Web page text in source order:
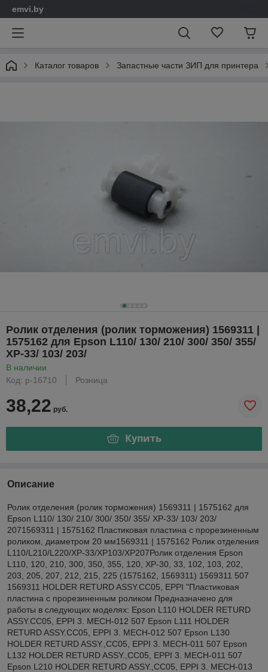
emvi.by
Каталог товаров Запастные части ЗИП для принтера
Ролик отделения (ролик торможения) 1569311 |
1575162 для Epson L110/ 130/ 210/ 300/ 350/ 355/
XP-33/ 103/ 203/
В наличии
Код: р-16710
Розница
38,22 руб.
Купить
Описание
Ролик отделения (ролик торможения) 1569311 | 1575162 для
Epson L110/ 130/ 210/ 300/ 350/ 355/ XP-33/ 103/ 203/
2071569311 | 1575162 Пластиковая пластина с прорезиненным
роликом, диаметром 20 мм1569311 | 1575162 Ролик отделения
L110/L210/L220/XP-33/XP103/XP207Ролик отделения Epson
L110, 120, 210, 300, 350, 355, 120, XP-30, 33, 102, 103, 202,
203, 205, 207, 212, 215, 225 (1575162, 1569311) 1569311 507
1569311 HOLDER RETURD ASSY.CC05, EPPI "Пластиковая
пластина с прорезиненным роликом Предназначено для
работы в следующих моделях: Epson L110 HOLDER RETURD
ASSY.CC05, EPPI 3. MECH-012 507 Epson L111 HOLDER
RETURD ASSY.CC05, EPPI 3. MECH-012 507 Epson L130
HOLDER RETURD ASSY.,CC05, EPPI 3. MECH-011 507 Epson
L132 HOLDER RETURD ASSY.,CC05, EPPI 3. MECH-011 507
Epson L210 HOLDER RETURD ASSY.,CC05, EPPI 3. MECH-013